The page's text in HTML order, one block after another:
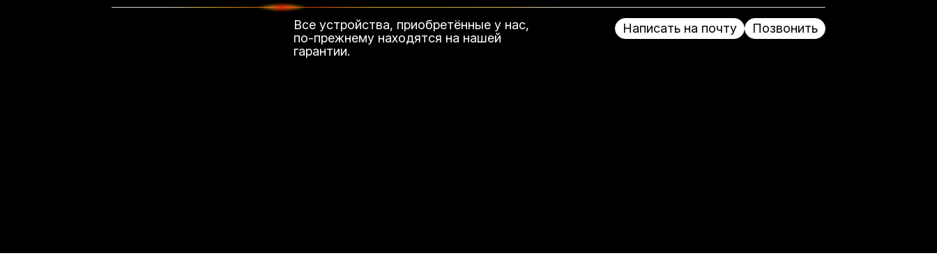
Все устройства, приобретённые у нас,
по-прежнему находятся на нашей
гарантии.
Написать на почту Позвонить